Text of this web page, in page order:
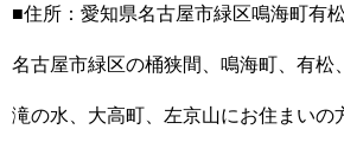
■住所：愛知県名古屋市緑区鳴海町有
名古屋市緑区の桶狭間、鳴海町、有松、
滝の水、大高町、左京山にお住まいの